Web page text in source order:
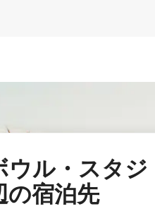
ウル・スタジ
の宿⁠泊⁠先